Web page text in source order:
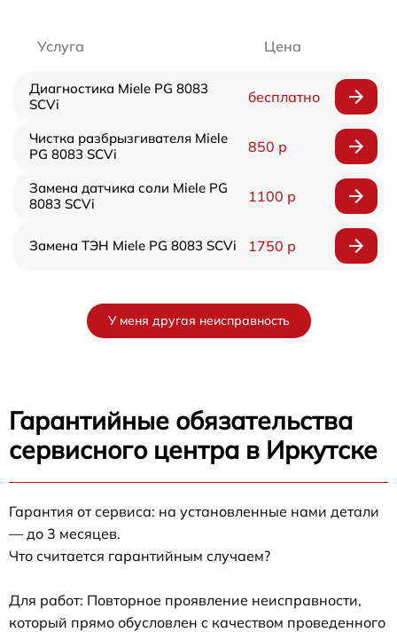
Услуга Цена
Диагностика Miele PG 8083
SCVi
бесплатно
Чистка разбрызгивателя Miele
PG 8083 SCVi
850 р
Замена датчика соли Miele PG
8083 SCVi
1100 р
Замена ТЭН Miele PG 8083 SCVi 1750 р
У меня другая неисправность
Гарантийные обязательства
сервисного центра в Иркутске
Гарантия от сервиса: на установленные нами детали
— до 3 месяцев.
Что считается гарантийным случаем?
Для работ: Повторное проявление неисправности,
который прямо обусловлен с качеством проведенного